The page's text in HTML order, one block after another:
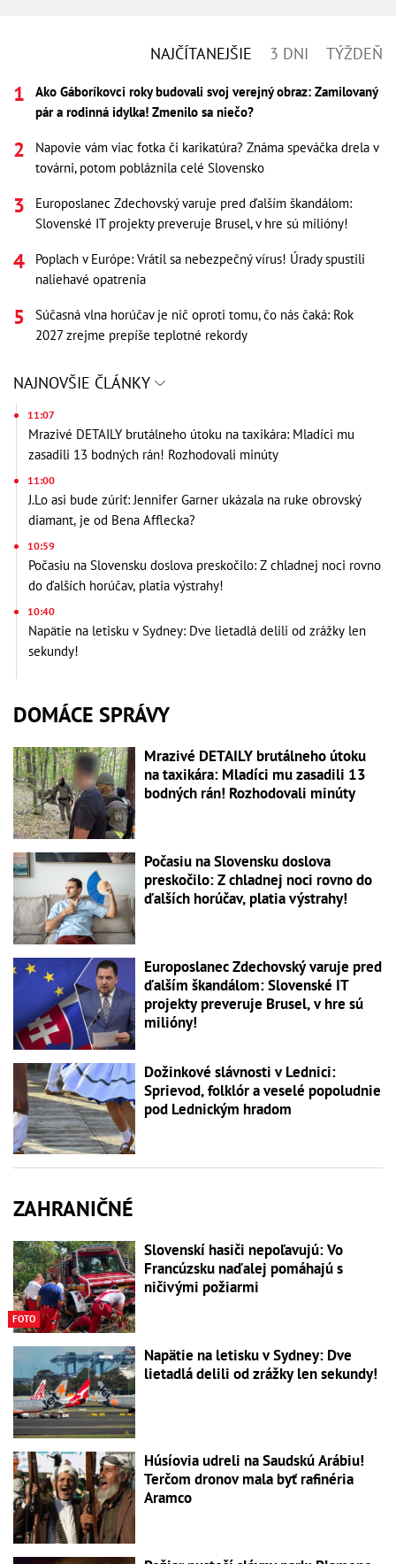
NAJČÍTANEJŠIE 3 DNI TÝŽDEŇ
Ako Gáboríkovci roky budovali svoj verejný obraz: Zamilovaný
pár a rodinná idylka! Zmenilo sa niečo?
Napovie vám viac fotka či karikatúra? Známa speváčka drela v
továrni, potom pobláznila celé Slovensko
Europoslanec Zdechovský varuje pred ďalším škandálom:
Slovenské IT projekty preveruje Brusel, v hre sú milióny!
Poplach v Európe: Vrátil sa nebezpečný vírus! Úrady spustili
naliehavé opatrenia
Súčasná vlna horúčav je nič oproti tomu, čo nás čaká: Rok
2027 zrejme prepíše teplotné rekordy
NAJNOVŠIE ČLÁNKY
11:07
Mrazivé DETAILY brutálneho útoku na taxikára: Mladíci mu
zasadili 13 bodných rán! Rozhodovali minúty
11:00
J.Lo asi bude zúriť: Jennifer Garner ukázala na ruke obrovský
diamant, je od Bena Afflecka?
10:59
Počasiu na Slovensku doslova preskočilo: Z chladnej noci rovno
do ďalších horúčav, platia výstrahy!
10:40
Napätie na letisku v Sydney: Dve lietadlá delili od zrážky len
sekundy!
DOMÁCE SPRÁVY
Mrazivé DETAILY brutálneho útoku
na taxikára: Mladíci mu zasadili 13
bodných rán! Rozhodovali minúty
Počasiu na Slovensku doslova
preskočilo: Z chladnej noci rovno do
ďalších horúčav, platia výstrahy!
Europoslanec Zdechovský varuje pred
ďalším škandálom: Slovenské IT
projekty preveruje Brusel, v hre sú
milióny!
Dožinkové slávnosti v Lednici:
Sprievod, folklór a veselé popoludnie
pod Lednickým hradom
ZAHRANIČNÉ
FOTO
Slovenskí hasiči nepoľavujú: Vo
Francúzsku naďalej pomáhajú s
ničivými požiarmi
Napätie na letisku v Sydney: Dve
lietadlá delili od zrážky len sekundy!
Húsíovia udreli na Saudskú Arábiu!
Terčom dronov mala byť rafinéria
Aramco